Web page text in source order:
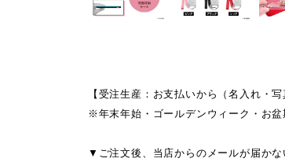
【受注生産：お支払いから（名入れ・
※年末年始・ゴールデンウィーク・お
▼ご注文後、当店からのメールが届かな